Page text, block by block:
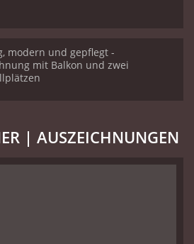
modern und gepflegt -
mit Balkon und zwei
| AUSZEICHNUNGEN